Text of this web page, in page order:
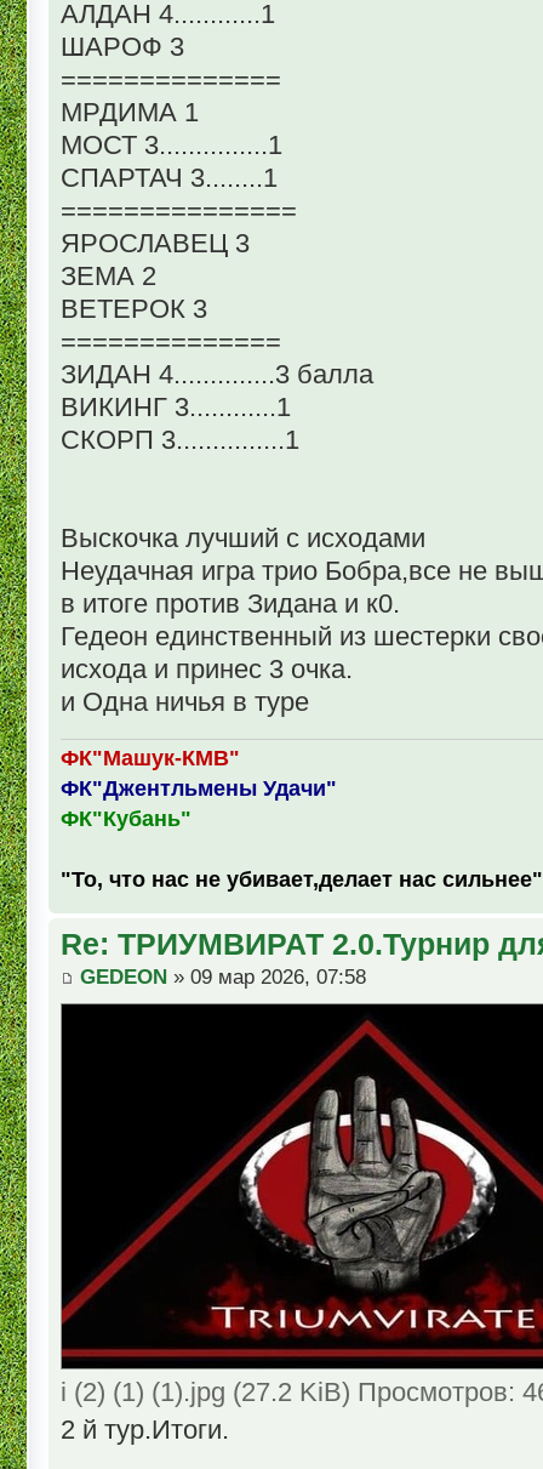
АЛДАН 4............1
ШАРОФ 3
==============
МРДИМА 1
МОСТ 3...............1
СПАРТАЧ 3........1
===============
ЯРОСЛАВЕЦ 3
ЗЕМА 2
ВЕТЕРОК 3
==============
ЗИДАН 4..............3 балла
ВИКИНГ 3............1
СКОРП 3...............1
Выскочка лучший с исходами
Неудачная игра трио Бобра,все не
в итоге против Зидана и к0.
Гедеон единственный из шестерки
исхода и принес 3 очка.
и Одна ничья в туре
ФК"Машук-КМВ"
ФК"Джентльмены Удачи"
ФК"Кубань"
"То, что нас не убивает,делает нас сильнее"
Re: ТРИУМВИРАТ 2.0.Турнир
GEDEON » 09 мар 2026, 07:58
i (2) (1) (1).jpg (27.2 KiB) Просмотров:
2 й тур.Итоги.